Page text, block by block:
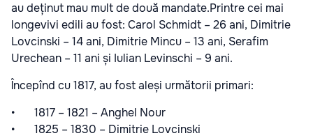
au deținut mau mult de două mandate.Printre cei mai
longevivi edili au fost: Carol Schmidt – 26 ani, Dimitrie
Lovcinski – 14 ani, Dimitrie Mincu – 13 ani, Serafim
Urechean – 11 ani și Iulian Levinschi – 9 ani.
Începînd cu 1817, au fost aleși următorii primari:
• 1817 – 1821 – Anghel Nour
• 1825 – 1830 – Dimitrie Lovcinski